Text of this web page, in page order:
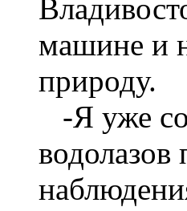
машине и
природу.
-Я уже